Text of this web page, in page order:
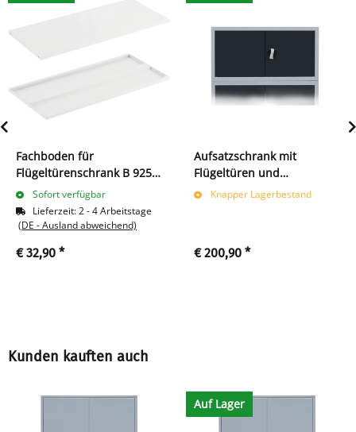
Fachboden für
Flügeltürenschrank B 925 x
T 422 mm, signalweiß
Sofort verfügbar
Lieferzeit:2 - 4 Arbeitstage
(DE - Ausland abweichend)
€ 32,90 *
Aufsatzschrank mit
Flügeltüren und
Zylinderschloss mit
Knapper Lagerbestand
€ 200,90 *
Kunden kauften auch
Auf Lager